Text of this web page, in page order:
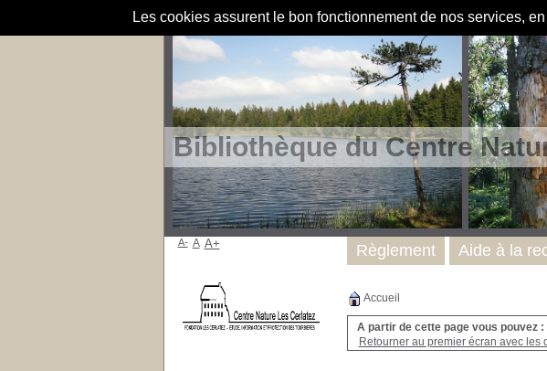
Les cookies assurent le bon fonctionnement de nos services,
Bibliothèque du Centre
Accueil
A partir de cette page vous pouvez :
Retourner au premier écran avec les
Règlement Aide à la
A- A A+